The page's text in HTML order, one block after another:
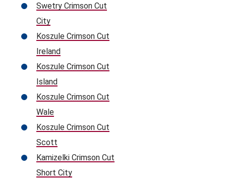
Swetry Crimson Cut
City
Koszule Crimson Cut
Ireland
Koszule Crimson Cut
Island
Koszule Crimson Cut
Wale
Koszule Crimson Cut
Scott
Kamizelki Crimson Cut
Short City